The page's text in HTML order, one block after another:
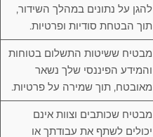
להגן על נתונים במהלך השידור,
תוך הבטחת סודיות ופרטיות.
מבטיח ששיטות התשלום בטוחות
והמידע הפיננסי שלך נשאר
מאובטח, תוך שמירה על פרטיות.
מבטיח שכותבים וצוות אינם
יכולים לשתף את עבודתך או